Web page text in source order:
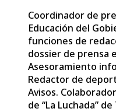
Coordinador de
Educación del
funciones de
dossier de prensa
Asesoramiento
Redactor de
Avisos.
de “La Luchada”